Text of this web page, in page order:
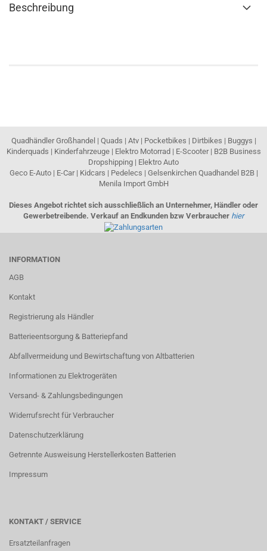
Beschreibung
Quadhändler Großhandel | Quads | Atv | Pocketbikes | Dirtbikes | Buggys |
Kinderquads | Kinderfahrzeuge | Elektro Motorrad | E-Scooter | B2B Business
Dropshipping | Elektro Auto
Geco E-Auto | E-Car | Kidcars | Pedelecs | Gelsenkirchen Quadhandel B2B |
Menila Import GmbH
Dieses Angebot richtet sich ausschließlich an Unternehmer, Händler oder
Gewerbetreibende. Verkauf an Endkunden bzw Verbraucher hier
INFORMATION
AGB
Kontakt
Registrierung als Händler
Batterieentsorgung & Batteriepfand
Abfallvermeidung und Bewirtschaftung von Altbatterien
Informationen zu Elektrogeräten
Versand- & Zahlungsbedingungen
Widerrufsrecht für Verbraucher
Datenschutzerklärung
Getrennte Ausweisung Herstellerkosten Batterien
Impressum
KONTAKT / SERVICE
Ersatzteilanfragen